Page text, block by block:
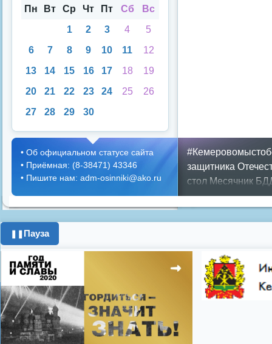
аря
Пн
Вт Ср Чт Пт Сб
Вс
1
2 3 4
5
6
7 8 9 10 11
12
13
14 15 16 17 18
19
20
21 22 23 24 25
26
27
28 29 30
защитника
стол Месячник
ЖКХ Положение
граждан
город день города
школьники
Показать все теги
• Об официальном статусе сайта
• Приёмная: (8-38471) 43346
• Пишите нам: adm-osinniki@ako.ru
❚❚ Пауза